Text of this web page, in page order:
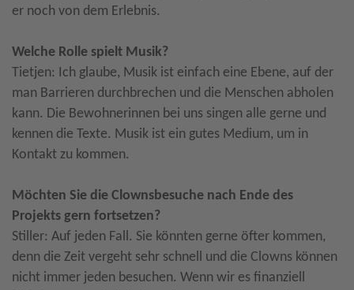
er noch von dem Erlebnis.
Welche Rolle spielt Musik?
Tietjen: Ich glaube, Musik ist einfach eine Ebene, auf der
man Barrieren durchbrechen und die Menschen abholen
kann. Die Bewohnerinnen bei uns singen alle gerne und
kennen die Texte. Musik ist ein gutes Medium, um in
Kontakt zu kommen.
Möchten Sie die Clownsbesuche nach Ende des
Projekts gern fortsetzen?
Stiller: Auf jeden Fall. Sie könnten gerne öfter kommen,
denn die Zeit vergeht sehr schnell und die Clowns können
nicht immer jeden besuchen. Wenn wir es finanziell